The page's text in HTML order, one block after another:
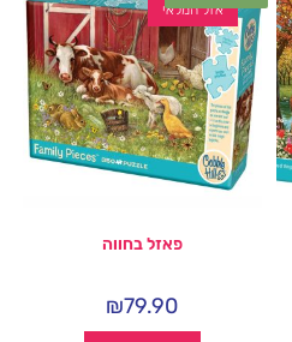
אזל המלאי
פאזל בחווה
₪79.90